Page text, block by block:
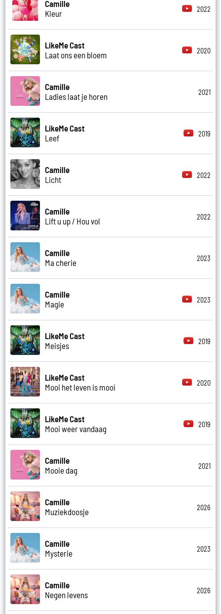
Camille
Kleur
2022
LikeMe Cast
Laat ons een bloem
2020
Camille
Ladies laat je horen
2021
LikeMe Cast
Leef
2019
Camille
Licht
2022
Camille
Lift u up / Hou vol
2022
Camille
Ma cherie
2023
Camille
Magie
2023
LikeMe Cast
Meisjes
2019
LikeMe Cast
Mooi het leven is mooi
2020
LikeMe Cast
Mooi weer vandaag
2019
Camille
Mooie dag
2021
Camille
Muziekdoosje
2026
Camille
Mysterie
2023
Camille
Negen levens
2026